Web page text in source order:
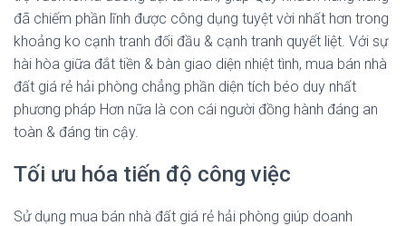
đã chiếm phần lĩnh được công dụng tuyệt vời nhất hơn trong
khoảng ko cạnh tranh đối đầu & cạnh tranh quyết liệt. Với sự
hài hòa giữa đắt tiền & bàn giao diện nhiệt tình, mua bán nhà
đất giá rẻ hải phòng chẳng phần diện tích béo duy nhất
phương pháp Hơn nữa là con cái người đồng hành đáng an
toàn & đáng tin cậy.
Tối ưu hóa tiến độ công việc
Sử dụng mua bán nhà đất giá rẻ hải phòng giúp doanh